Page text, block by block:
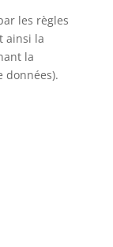
les règles
ainsi la
la
données).